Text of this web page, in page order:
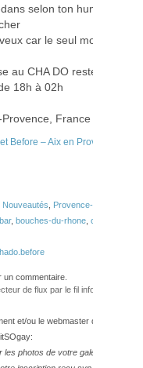
selon ton humeur
car le seul mot d’ordre
au CHA DO reste au CHA
18h à 02h
France
Before – Aix en Provence
Nouveautés
Provence-Alpes-Côte-
bar, bouches-du-rhone clubbing
un commentaire.
de flux par le fil info
et/ou le webmaster de ce site?
photos de votre galerie,